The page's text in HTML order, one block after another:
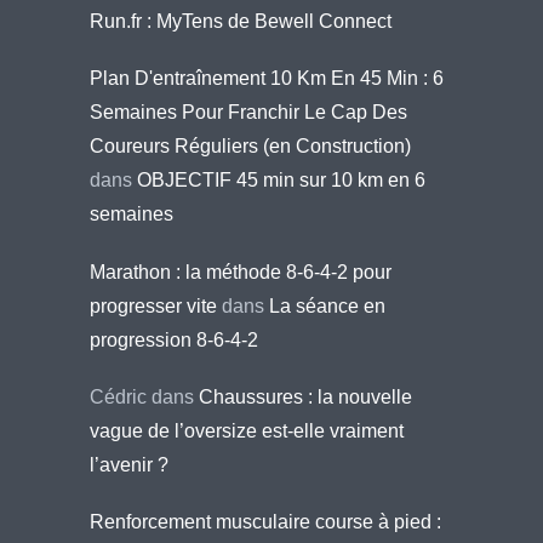
Run.fr : MyTens de Bewell Connect
Plan D'entraînement 10 Km En 45 Min : 6
Semaines Pour Franchir Le Cap Des
Coureurs Réguliers (en Construction)
dans OBJECTIF 45 min sur 10 km en 6
semaines
Marathon : la méthode 8-6-4-2 pour
progresser vite dans La séance en
progression 8-6-4-2
Cédric dans Chaussures : la nouvelle
vague de l’oversize est-elle vraiment
l’avenir ?
Renforcement musculaire course à pied :